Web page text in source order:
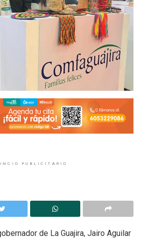
PUBLICITARIO
de La Guajira, Jairo Aguilar